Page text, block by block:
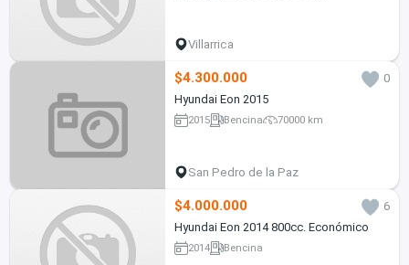
Villarrica
$4.300.000
0
Hyundai Eon 2015
2015 Bencina 70000 km
San Pedro de la Paz
$4.000.000
6
Hyundai Eon 2014 800cc. Económico
2014 Bencina